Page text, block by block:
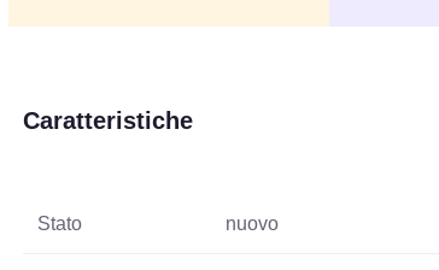
Caratteristiche
Stato nuovo